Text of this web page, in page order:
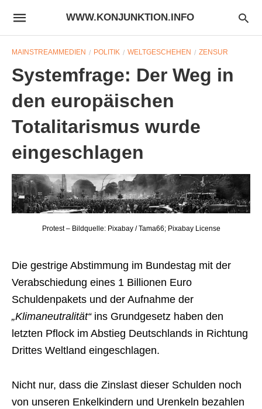
WWW.KONJUNKTION.INFO
MAINSTREAMMEDIEN POLITIK WELTGESCHEHEN ZENSUR
Systemfrage: Der Weg in
den europäischen
Totalitarismus wurde
eingeschlagen
Protest – Bildquelle: Pixabay / Tama66; Pixabay License
Die gestrige Abstimmung im Bundestag mit der
Verabschiedung eines 1 Billionen Euro
Schuldenpakets und der Aufnahme der
„Klimaneutralität“ins Grundgesetz haben den
letzten Pflock im Abstieg Deutschlands in Richtung
Drittes Weltland eingeschlagen.
Nicht nur, dass die Zinslast dieser Schulden noch
von unseren Enkelkindern und Urenkeln bezahlen